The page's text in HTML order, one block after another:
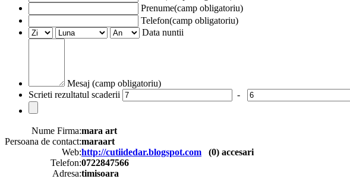
Prenume(camp obligatoriu)
Telefon(camp obligatoriu)
Data nuntii
Mesaj (camp obligatoriu)
Scrieti rezultatul scaderii
-
Nume Firma:mara art
Persoana de contact:maraart
Web:http://cutiidedar.blogspot.com (0) accesari
Telefon:0722847566
Adresa:timisoara